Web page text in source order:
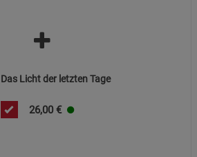
Das Licht der letzten Tage
26,00 €